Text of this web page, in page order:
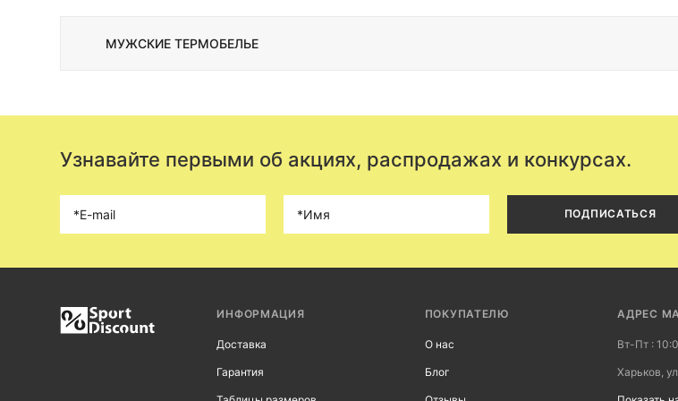
стоит дороже остальных, но этот неприятный момент с быстрой впитываемостью влаги в этой истории менее заметен.
МУЖСКИЕ ТЕРМОБЕЛЬЕ
Узнавайте первыми об акциях, распродажах и конкурсах.
ПОДПИСАТЬСЯ
ИНФОРМАЦИЯ
Доставка
Гарантия
ПОКУПАТЕЛЮ
О нас
Блог
АДРЕС
Вт-Пт :
Харьков,